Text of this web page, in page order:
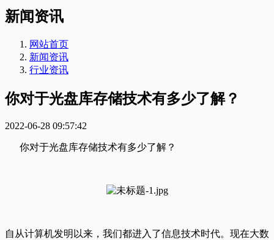
新闻资讯
网站首页
新闻资讯
行业资讯
你对于光盘库存储技术有多少了解？
2022-06-28 09:57:42
你对于光盘库存储技术有多少了解？
自从计算机发明以来，我们都进入了信息技术时代。现在大数